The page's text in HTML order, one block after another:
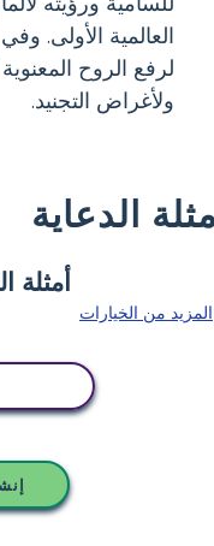
العالمية الأولى.
لرفع الروح
ولأغراض التجنيد.
الدعاية
المزيد من الخيارات